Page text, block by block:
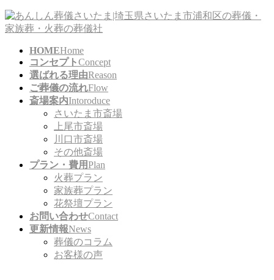
コ
ン
ナ
ビ
HOMEHome
コンセプトConcept
選ばれる理由Reason
ご葬儀の流れFlow
斎場案内Intoroduce
さいたま市斎場
上尾市斎場
川口市斎場
その他斎場
プラン・費用Plan
火葬プラン
家族葬プラン
花祭壇プラン
お問い合わせContact
更新情報News
葬儀のコラム
お客様の声